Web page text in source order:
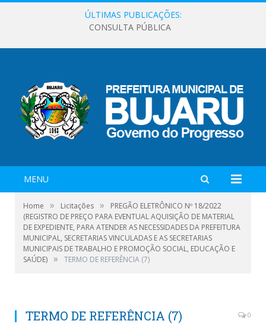
ÚLTIMAS PUBLICAÇÕES:
CONSULTA PÚBLICA
MENU
Home » Licitações »
PREGÃO ELETRÔNICO Nº 18/2022
(REGISTRO DE PREÇO PARA EVENTUAL AQUISIÇÃO DE MATERIAL
DE EXPEDIENTE, PARA ATENDER AS NECESSIDADES DA PREFEITURA
MUNICIPAL, SECRETARIAS VINCULADAS E AS SECRETARIAS
MUNICIPAIS DE TRABALHO E PROMOÇÃO SOCIAL, EDUCAÇÃO E
SAÚDE) » TERMO DE REFERÊNCIA (7)
TERMO DE REFERÊNCIA (7) 0